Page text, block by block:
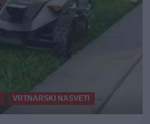
VRTNARSKI NASVETI